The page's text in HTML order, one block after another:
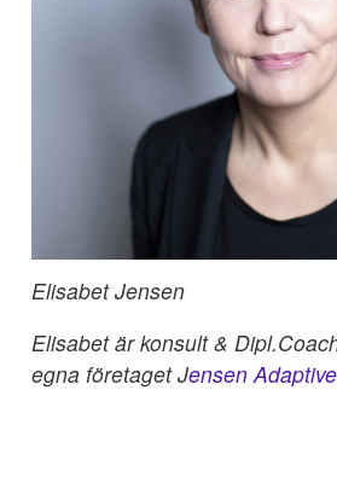
Elisabet Jensen
Elisabet är konsult &
egna företaget Jensen